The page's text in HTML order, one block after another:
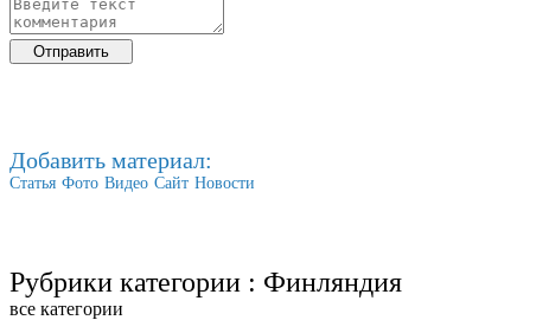
Добавить материал:
Статья Фото Видео Сайт Новости
Рубрики категории : Финляндия
все категории